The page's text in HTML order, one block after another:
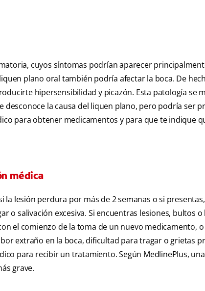
cuyos síntomas podrían aparecer
plano oral también podría afectar la boca. De
hipersensibilidad y picazón. Esta patología se
desconoce la causa del liquen plano, pero podría ser
para obtener medicamentos y para que te indique
médica
lesión perdura por más de 2 semanas o si
o salivación excesiva. Si encuentras lesiones, bultos o
el comienzo de la toma de un nuevo medicamento, o
extraño en la boca, dificultad para tragar o grietas
para recibir un tratamiento. Según MedlinePlus,
grave.